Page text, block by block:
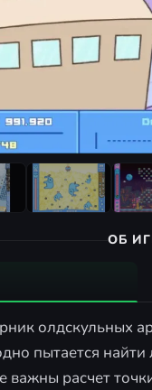
ОБ
олдскульных
пытается
важны расчет